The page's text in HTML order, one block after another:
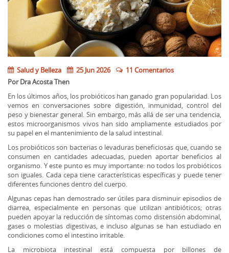
Salud y Belleza 25 Jun 2026
11 Comentarios
Por Dra Acosta Then
En los últimos años, los probióticos han ganado gran popularidad. Los
vemos en conversaciones sobre digestión, inmunidad, control del
peso y bienestar general. Sin embargo, más allá de ser una tendencia,
estos microorganismos vivos han sido ampliamente estudiados por
su papel en el mantenimiento de la salud intestinal.
Los probióticos son bacterias o levaduras beneficiosas que, cuando se
consumen en cantidades adecuadas, pueden aportar beneficios al
organismo. Y este punto es muy importante: no todos los probióticos
son iguales. Cada cepa tiene características específicas y puede tener
diferentes funciones dentro del cuerpo.
Algunas cepas han demostrado ser útiles para disminuir episodios de
diarrea, especialmente en personas que utilizan antibióticos; otras
pueden apoyar la reducción de síntomas como distensión abdominal,
gases o molestias digestivas, e incluso algunas se han estudiado en
condiciones como el intestino irritable.
La microbiota intestinal está compuesta por billones de